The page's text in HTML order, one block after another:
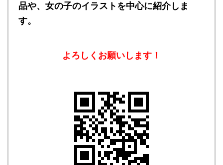
品や、女の子のイラストを中心に紹介しま
す。
よろしくお願いします！